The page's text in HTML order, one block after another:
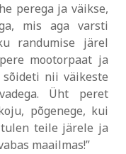
perega ja väikse,
mis aga varsti
randumise järel
mootorpaat ja
sõideti nii väikeste
Üht peret
põgenege, kui
teile järele ja
maailmas!”